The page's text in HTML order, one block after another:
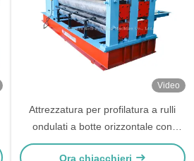
Video
Attrezzatura per profilatura a rulli
ondulati a botte orizzontale con
controllo PLC e larghezza di
Ora chiacchieri